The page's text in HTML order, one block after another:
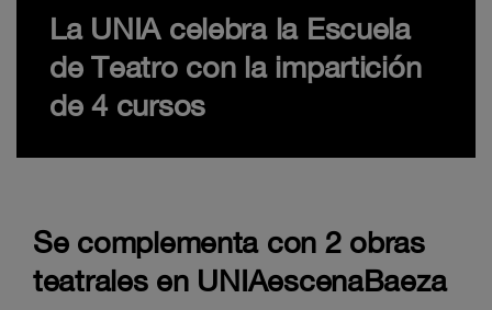
La UNIA celebra la Escuela
de Teatro con la impartición
de 4 cursos
Se complementa con 2 obras
teatrales en UNIAescenaBaeza